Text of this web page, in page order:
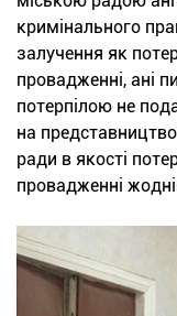
кримінального
залучення як
провадженні, ані
потерпілою не
на представництво
ради в якості
провадженні